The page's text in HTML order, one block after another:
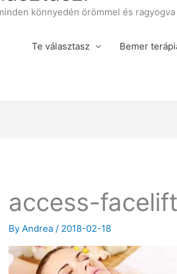
könnyedén örömmel és
Te választasz Bemer
access-
ByAndrea/ 2018-02-18